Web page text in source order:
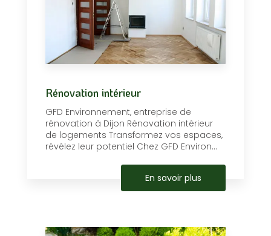
Rénovation intérieur
GFD Environnement, entreprise de
rénovation à Dijon Rénovation intérieur
de logements Transformez vos espaces,
révélez leur potentiel Chez GFD Environ...
En savoir plus